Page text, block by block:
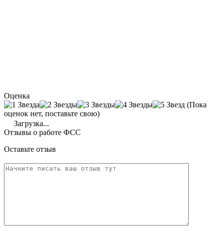
Оценка
(Пока
оценок нет, поставьте свою)
Загрузка...
Отзывы о работе ФСС
Оставьте отзыв